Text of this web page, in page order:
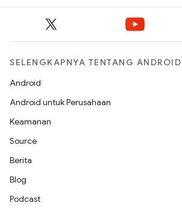
SELENGKAPNYA TENTANG ANDROID
Android
Android untuk Perusahaan
Keamanan
Source
Berita
Blog
Podcast